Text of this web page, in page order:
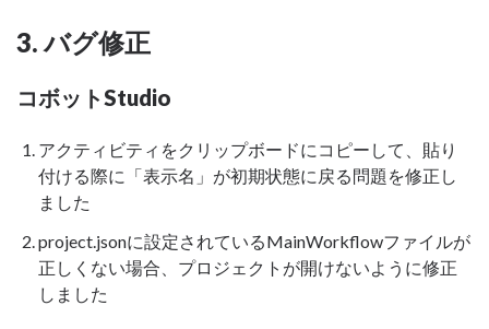
3. バグ修正
コボットStudio
アクティビティをクリップボードにコピーして、貼り
付ける際に「表示名」が初期状態に戻る問題を修正し
ました
project.jsonに設定されているMainWorkflowファイルが
正しくない場合、プロジェクトが開けないように修正
しました